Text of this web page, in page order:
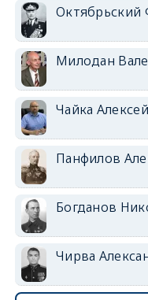
Октябрьский
Милодан
Чайка
Панфилов
Богданов
Чирва